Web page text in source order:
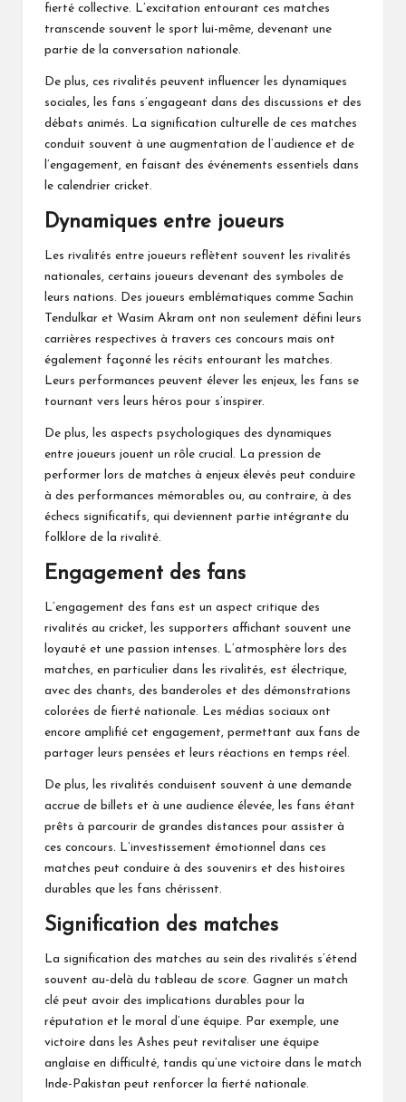
fierté collective. L’excitation entourant ces matches
transcende souvent le sport lui-même, devenant une
partie de la conversation nationale.
De plus, ces rivalités peuvent influencer les dynamiques
sociales, les fans s’engageant dans des discussions et des
débats animés. La signification culturelle de ces matches
conduit souvent à une augmentation de l’audience et de
l’engagement, en faisant des événements essentiels dans
le calendrier cricket.
Dynamiques entre joueurs
Les rivalités entre joueurs reflètent souvent les rivalités
nationales, certains joueurs devenant des symboles de
leurs nations. Des joueurs emblématiques comme Sachin
Tendulkar et Wasim Akram ont non seulement défini leurs
carrières respectives à travers ces concours mais ont
également façonné les récits entourant les matches.
Leurs performances peuvent élever les enjeux, les fans se
tournant vers leurs héros pour s’inspirer.
De plus, les aspects psychologiques des dynamiques
entre joueurs jouent un rôle crucial. La pression de
performer lors de matches à enjeux élevés peut conduire
à des performances mémorables ou, au contraire, à des
échecs significatifs, qui deviennent partie intégrante du
folklore de la rivalité.
Engagement des fans
L’engagement des fans est un aspect critique des
rivalités au cricket, les supporters affichant souvent une
loyauté et une passion intenses. L’atmosphère lors des
matches, en particulier dans les rivalités, est électrique,
avec des chants, des banderoles et des démonstrations
colorées de fierté nationale. Les médias sociaux ont
encore amplifié cet engagement, permettant aux fans de
partager leurs pensées et leurs réactions en temps réel.
De plus, les rivalités conduisent souvent à une demande
accrue de billets et à une audience élevée, les fans étant
prêts à parcourir de grandes distances pour assister à
ces concours. L’investissement émotionnel dans ces
matches peut conduire à des souvenirs et des histoires
durables que les fans chérissent.
Signification des matches
La signification des matches au sein des rivalités s’étend
souvent au-delà du tableau de score. Gagner un match
clé peut avoir des implications durables pour la
réputation et le moral d’une équipe. Par exemple, une
victoire dans les Ashes peut revitaliser une équipe
anglaise en difficulté, tandis qu’une victoire dans le match
Inde-Pakistan peut renforcer la fierté nationale.